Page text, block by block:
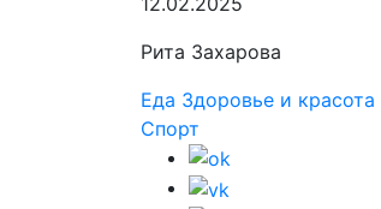
Рита Захарова
Еда Здоровье и красота
Спорт